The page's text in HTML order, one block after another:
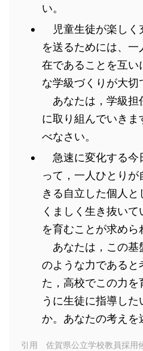
い。
児童生徒が楽しく
を送るためには、
在であることを互い
な学級づくりが大切
あなたは，学級担
に取り組んでいきま
べなさい。
急速に変化する今
って，一人ひとり
きる自立した個人
くましく生き抜い
を育むことが求めら
あなたは，この基
のような力であると
た，高校でこの力を
うに生徒に指導し
か。あなたの考えを
引用 佐賀県公立学校教員採用